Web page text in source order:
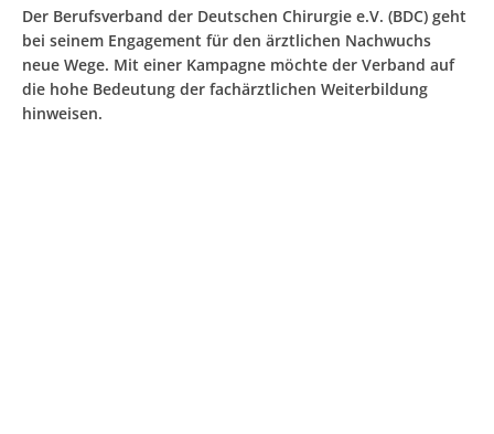
Der Berufsverband der Deutschen Chirurgie e.V. (BDC) geht
bei seinem Engagement für den ärztlichen Nachwuchs
neue Wege. Mit einer Kampagne möchte der Verband auf
die hohe Bedeutung der fachärztlichen Weiterbildung
hinweisen.